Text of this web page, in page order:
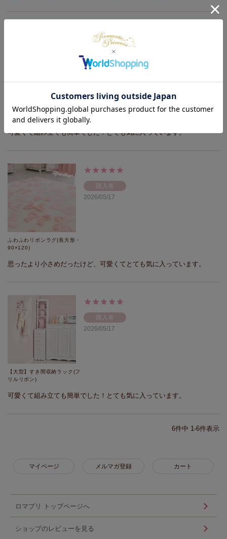
【直送】【お届けグループC】
リボンアイアンベッド(本体の
み・シングル)
購入者
2026/05/17
可愛くて組み立ても簡単でした！とても気に入っています。
ふわふわリボンラグ(長方形・
90×120)
購入者
2026/05/17
思ったより小さめだったけど、可愛くてとても気に入っています。
【大型】すき間収納ラック(フ
リルリボン)
購入者
2026/05/17
可愛くて組み立ても簡単でした！とても気に入っています。
6件中 1-6件表示
マイページ メルマガ登録 カート
ロマプリ トップページへ
ショップのレビューを見る